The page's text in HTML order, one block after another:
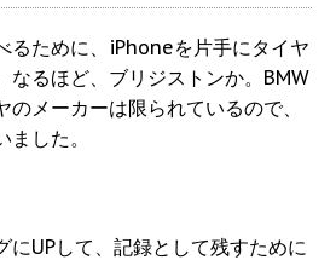
るために、iPhoneを片手にタイヤ
なるほど、ブリジストンか。BMW
メーカーは限られているので、
した。
にUPして、記録として残すために